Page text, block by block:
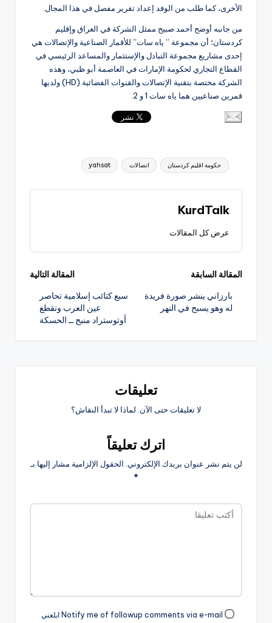
الأخرى، كما طلب من الوفد إعداد تقرير مفصل في هذا المجال.
من جانبه أوضح أحمد صبيح ممثل الشركة في العراق وإقليم
كردستان؛ أن مجموعة ” ياه سات” للأقمار الصناعية والإتصالات هي
إحدى مشاريع مجموعة التبادل والإستثمار والمساعد الرئيسي في
القطاع التجاري لحكومة الإمارات في العاصمة أبو ظبي، وهذه
الشركة مختصة بتقنية الإتصالات والقنوات الفضائية (HD) ولديها
قمرين صناعيين هما ياه سات 1 و 2.
العلامات: yahsat اتصالات حكومة اقليم كردستان
KurdTalk
عرض كل المقالات
تصفّح
المقالات
المقالة السابقة
بارزاني ينشر صورة فريدة
له وهو يسبح في النهر
المقالة التالية
سبع كتائب إسلامية تحاصر
عين العرب وتقطع
أوتوستراد منبج ــ الحسكة
تعليقات
لا تعليقات حتى الآن. لماذا لا تبدأ النقاش؟
اترك تعليقاً
لن يتم نشر عنوان بريدك الإلكتروني. الحقول الإلزامية مشار إليها بـ
*
Notify me of followup comments via e-mail ابلغني